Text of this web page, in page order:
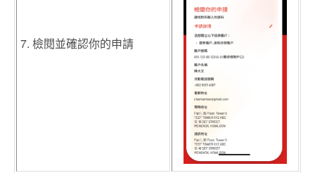
7. 檢閱並確認你的申請